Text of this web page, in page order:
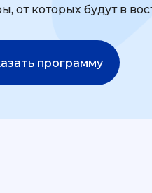
от которых будут в
программу